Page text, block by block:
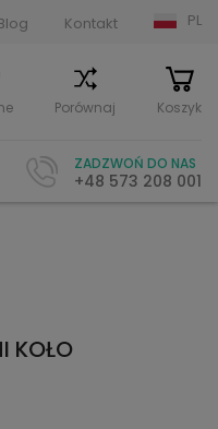
Kontakt PL
Porównaj Koszyk
ZADZWOŃ DO NAS
+48 573 208 001
KOŁO